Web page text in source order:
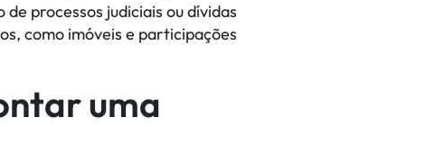
processos judiciais ou dívidas
como imóveis e participações
uma